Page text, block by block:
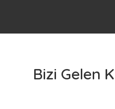
Bizi Gelen